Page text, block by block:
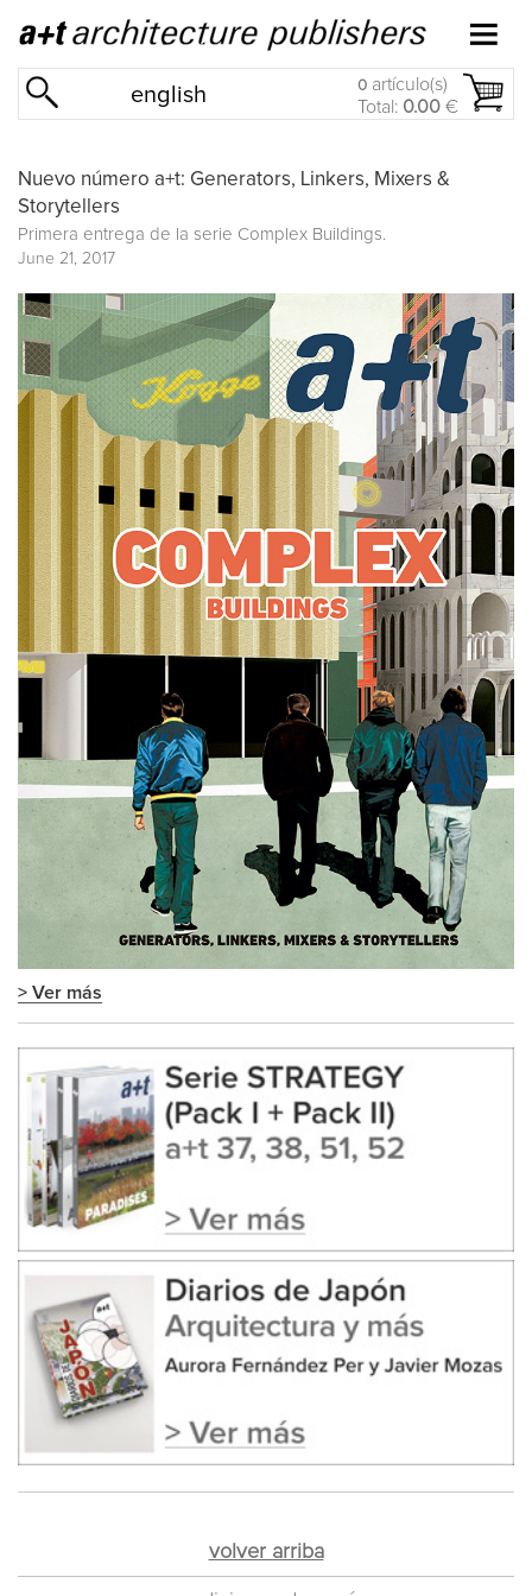
english 0 artículo(s)
Total: 0.00 €
Nuevo número a+t: Generators, Linkers, Mixers &
Storytellers
Primera entrega de la serie Complex Buildings.
June 21, 2017
> Ver más
volver arriba